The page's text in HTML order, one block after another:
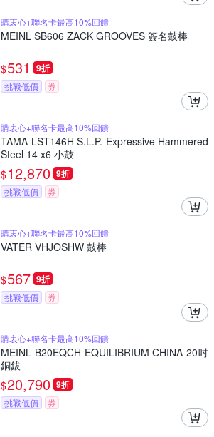
購衷心+聯名卡最高10%回饋
MEINL SB606 ZACK GROOVES 簽名鼓棒
$531 9折
挑戰低價 券
購衷心+聯名卡最高10%回饋
TAMA LST146H S.L.P. Expressive Hammered
Steel 14 x6 小鼓
$12,870 9折
挑戰低價 券
購衷心+聯名卡最高10%回饋
VATER VHJOSHW 鼓棒
$567 9折
挑戰低價 券
購衷心+聯名卡最高10%回饋
MEINL B20EQCH EQUILIBRIUM CHINA 20吋
銅鈸
$20,790 9折
挑戰低價 券